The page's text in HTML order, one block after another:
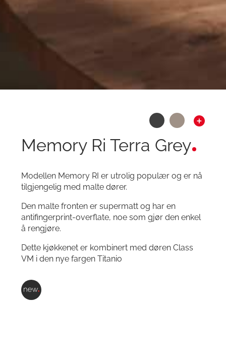
Memory Ri Terra Grey
Modellen Memory RI er utrolig populær og er nå
tilgjengelig med malte dører.
Den malte fronten er supermatt og har en
antifingerprint-overflate, noe som gjør den enkel
å rengjøre.
Dette kjøkkenet er kombinert med døren Class
VM i den nye fargen Titanio